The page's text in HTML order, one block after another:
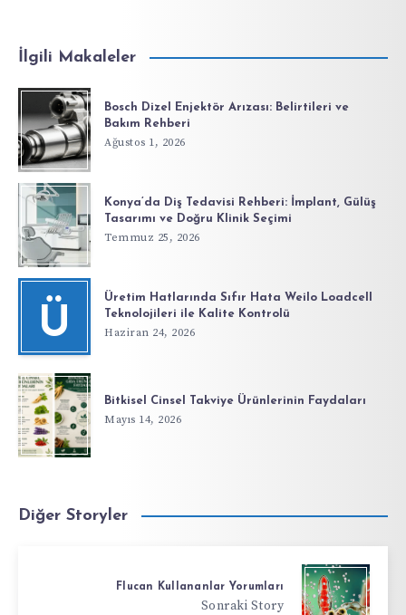
İlgili Makaleler
Bosch Dizel Enjektör Arızası: Belirtileri ve
Bakım Rehberi
Ağustos 1, 2026
Konya’da Diş Tedavisi Rehberi: İmplant, Gülüş
Tasarımı ve Doğru Klinik Seçimi
Temmuz 25, 2026
Ü
Üretim Hatlarında Sıfır Hata Weilo Loadcell
Teknolojileri ile Kalite Kontrolü
Haziran 24, 2026
Bitkisel Cinsel Takviye Ürünlerinin Faydaları
Mayıs 14, 2026
Diğer Storyler
Flucan Kullananlar Yorumları
Sonraki Story